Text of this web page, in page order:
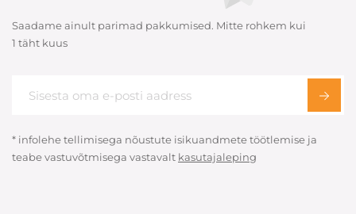
Saadame ainult parimad pakkumised. Mitte rohkem kui
1 täht kuus
* infolehe tellimisega nõustute isikuandmete töötlemise ja
teabe vastuvõtmisega vastavalt kasutajaleping